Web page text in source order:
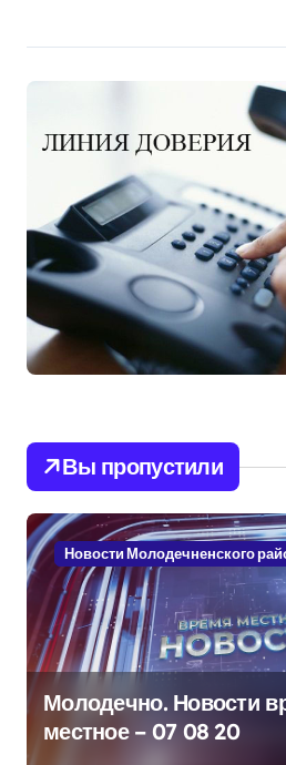
Вы пропустили
Новости Молодечненского
Молодечно. Новости
местное – 07 08 20